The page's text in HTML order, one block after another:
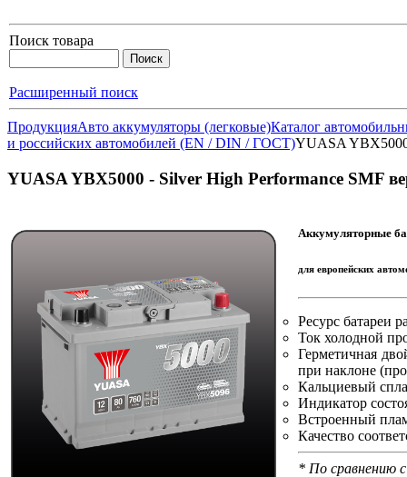
Поиск товара
Расширенный поиск
ПродукцияАвто аккумуляторы (легковые)Каталог
и российских автомобилей (EN / DIN / ГОСТ)YUASA YBX5000
YUASA YBX5000 - Silver High Performance SMF
Аккумуляторные
для европейских
Ресурс батареи
Ток холодной
Герметичная
при наклоне
Кальциевый
Индикатор
Встроенный
Качество
* По сравнению